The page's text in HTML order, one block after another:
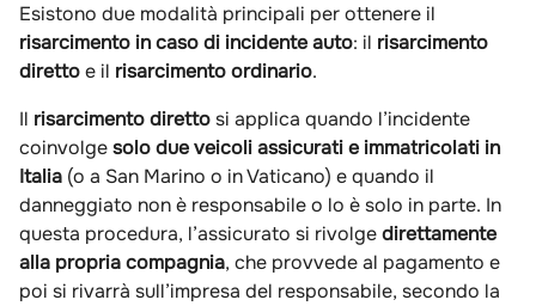
Esistono due modalità principali per ottenere il
risarcimento in caso di incidente auto: il risarcimento
direttoe il risarcimento ordinario.
Il risarcimento diretto si applica quando l’incidente
coinvolgesolo due veicoli assicurati e immatricolati in
Italia (o a San Marino o in Vaticano) e quando il
danneggiato non è responsabile o lo è solo in parte. In
questa procedura, l’assicurato si rivolgedirettamente
alla propria compagnia, che provvede al pagamento e
poi si rivarrà sull’impresa del responsabile, secondo la